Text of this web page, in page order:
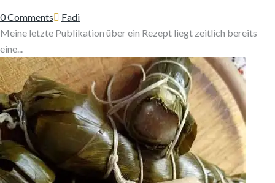
0 Comments Author
Fadi
Meine letzte Publikation über ein Rezept liegt zeitlich bereits
eine...